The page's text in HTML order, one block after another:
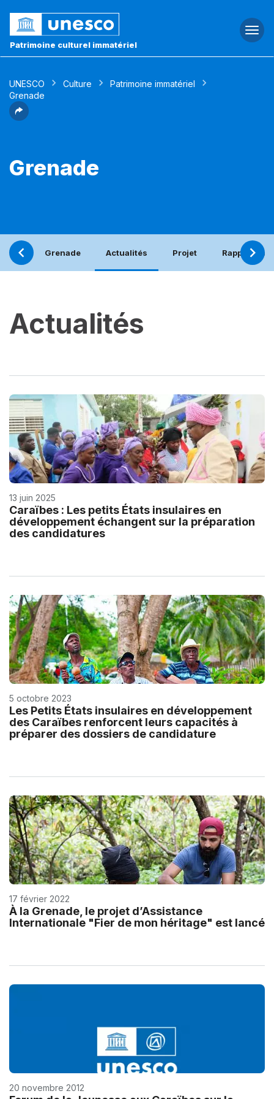
Patrimoine culturel immatériel
UNESCO Culture
Patrimoine immatériel
Grenade
Grenade
Grenade Actualités Projet Rapport
Actualités
13 juin 2025
Caraïbes : Les petits États insulaires en
développement échangent sur la préparation
des candidatures
5 octobre 2023
Les Petits États insulaires en développement
des Caraïbes renforcent leurs capacités à
préparer des dossiers de candidature
17 février 2022
À la Grenade, le projet d’Assistance
Internationale "Fier de mon héritage" est lancé
20 novembre 2012